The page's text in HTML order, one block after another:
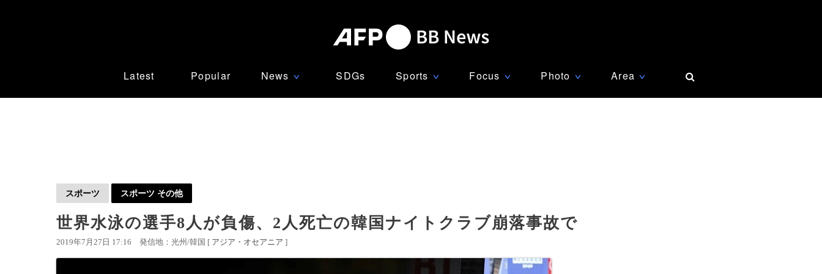
Latest Popular News ∨ SDGs Sports ∨ Focus ∨ Photo ∨ Area ∨
スポーツ スポーツ その他
世界水泳の選手8人が負傷、2人死亡の韓国ナイトクラブ崩落事故で
2019年7月27日 17:16 発信地：光州/韓国 [ アジア・オセアニア ]